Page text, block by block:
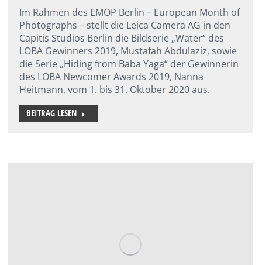
Im Rahmen des EMOP Berlin – European Month of
Photographs – stellt die Leica Camera AG in den
Capitis Studios Berlin die Bildserie „Water“ des
LOBA Gewinners 2019, Mustafah Abdulaziz, sowie
die Serie „Hiding from Baba Yaga“ der Gewinnerin
des LOBA Newcomer Awards 2019, Nanna
Heitmann, vom 1. bis 31. Oktober 2020 aus.
BEITRAG LESEN